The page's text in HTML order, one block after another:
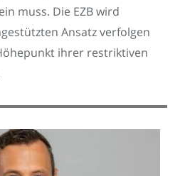
muss. Die EZB wird
Ansatz verfolgen
ihrer restriktiven